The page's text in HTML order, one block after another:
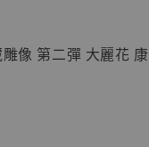
+
雕像 第二彈 大麗花